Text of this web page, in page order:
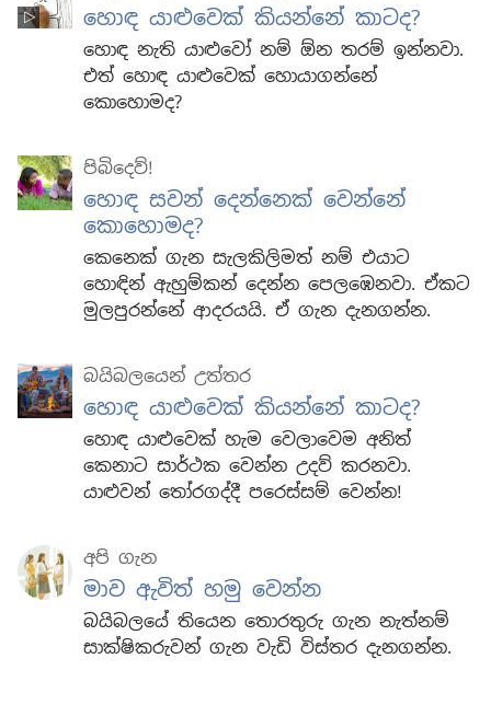
හොඳ යාළුවෙක් කියන්නේ කාටද?
හොඳ නැති යාළුවෝ නම් ඕන තරම් ඉන්නවා.
එත් හොඳ යාළුවෙක් හොයාගන්නේ
කොහොමද?
පිබිදෙව්!
හොඳ සවන් දෙන්නෙක් වෙන්නේ
කොහොමද?
කෙනෙක් ගැන සැලකිලිමත් නම් එයාට
හොඳින් ඇහුම්කන් දෙන්න පෙලඹෙනවා. ඒකට
මුලපුරන්නේ ආදරයයි. ඒ ගැන දැනගන්න.
බයිබලයෙන් උත්තර
හොඳ යාළුවෙක් කියන්නේ කාටද?
හොඳ යාළුවෙක් හැම වෙලාවෙම අනිත්
කෙනාට සාර්ථක වෙන්න උදව් කරනවා.
යාළුවන් තෝරගද්දී පරෙස්සම් වෙන්න!
අපි ගැන
මාව ඇවිත් හමු වෙන්න
බයිබලයේ තියෙන තොරතුරු ගැන නැත්නම්
සාක්ෂිකරුවන් ගැන වැඩි විස්තර දැනගන්න.